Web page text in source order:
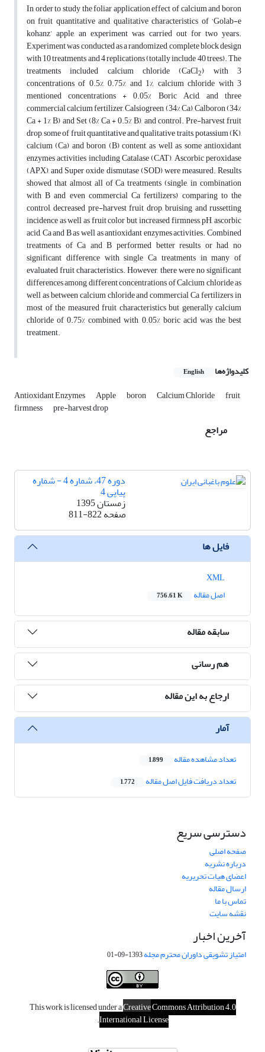
In order to study the foliar application effect of calcium and boron
on fruit quantitative and qualitative characteristics of ‘Golab-e
kohanz’ apple, an experiment was carried out for two years.
Experiment was conducted as a randomized complete block design
with 10 treatments and 4 replications (totally include 40 trees). The
treatments included calcium chloride (CaCl2) with 3
concentrations of 0.5%, 0.75% and 1%, calcium chloride with 3
mentioned concentrations + 0.05% Boric Acid, and three
commercial calcium fertilizer, Calsiogreen (34% Ca), Calboron (34%
Ca + 1% B) and Set (8% Ca + 0.5% B), and control. Pre-harvest fruit
drop, some of fruit quantitative and qualitative traits, potassium (K),
calcium (Ca) and boron (B) content, as well as some antioxidant
enzymes activities including Catalase (CAT), Ascorbic peroxidase
(APX), and Super oxide dismutase (SOD) were measured. Results
showed that almost all of Ca treatments (single, in combination
with B and even commercial Ca fertilizers) comparing to the
control, decreased pre-harvest fruit drop, bruising and russetting
incidence as well as fruit color but increased firmness, pH, ascorbic
acid, Ca and B as well as antioxidant enzymes activities. Combined
treatments of Ca and B performed better results or had no
significant difference with single Ca treatments in many of
evaluated fruit characteristics. However, there were no significant
differences among different concentrations of Calcium chloride as
well as between calcium chloride and commercial Ca fertilizers in
most of the measured fruit characteristics but generally calcium
chloride of 0.75% combined with 0.05% boric acid was the best
treatment.
کلیدواژه‌ها English
Antioxidant Enzymes Apple boron Calcium Chloride fruit
firmness pre-harvest drop
مراجع
دوره 47، شماره 4 - شماره
پیاپی 4
زمستان 1395
صفحه811-822
فایل ها
اصل مقاله
756.61 K
سابقه مقاله
هم رسانی
ارجاع به این مقاله
آمار
تعداد مشاهده مقاله 1,899
تعداد دریافت فایل اصل مقاله 1,772
دسترسی سریع
صفحه اصلی
درباره نشریه
اعضای هیات تحریریه
ارسال مقاله
تماس با ما
نقشه سایت
آخرین اخبار
امتیاز تشویقی داوران محترم مجله1393-09-01
This work is licensed under aCreativeCommons Attribution 4.0
International License
.